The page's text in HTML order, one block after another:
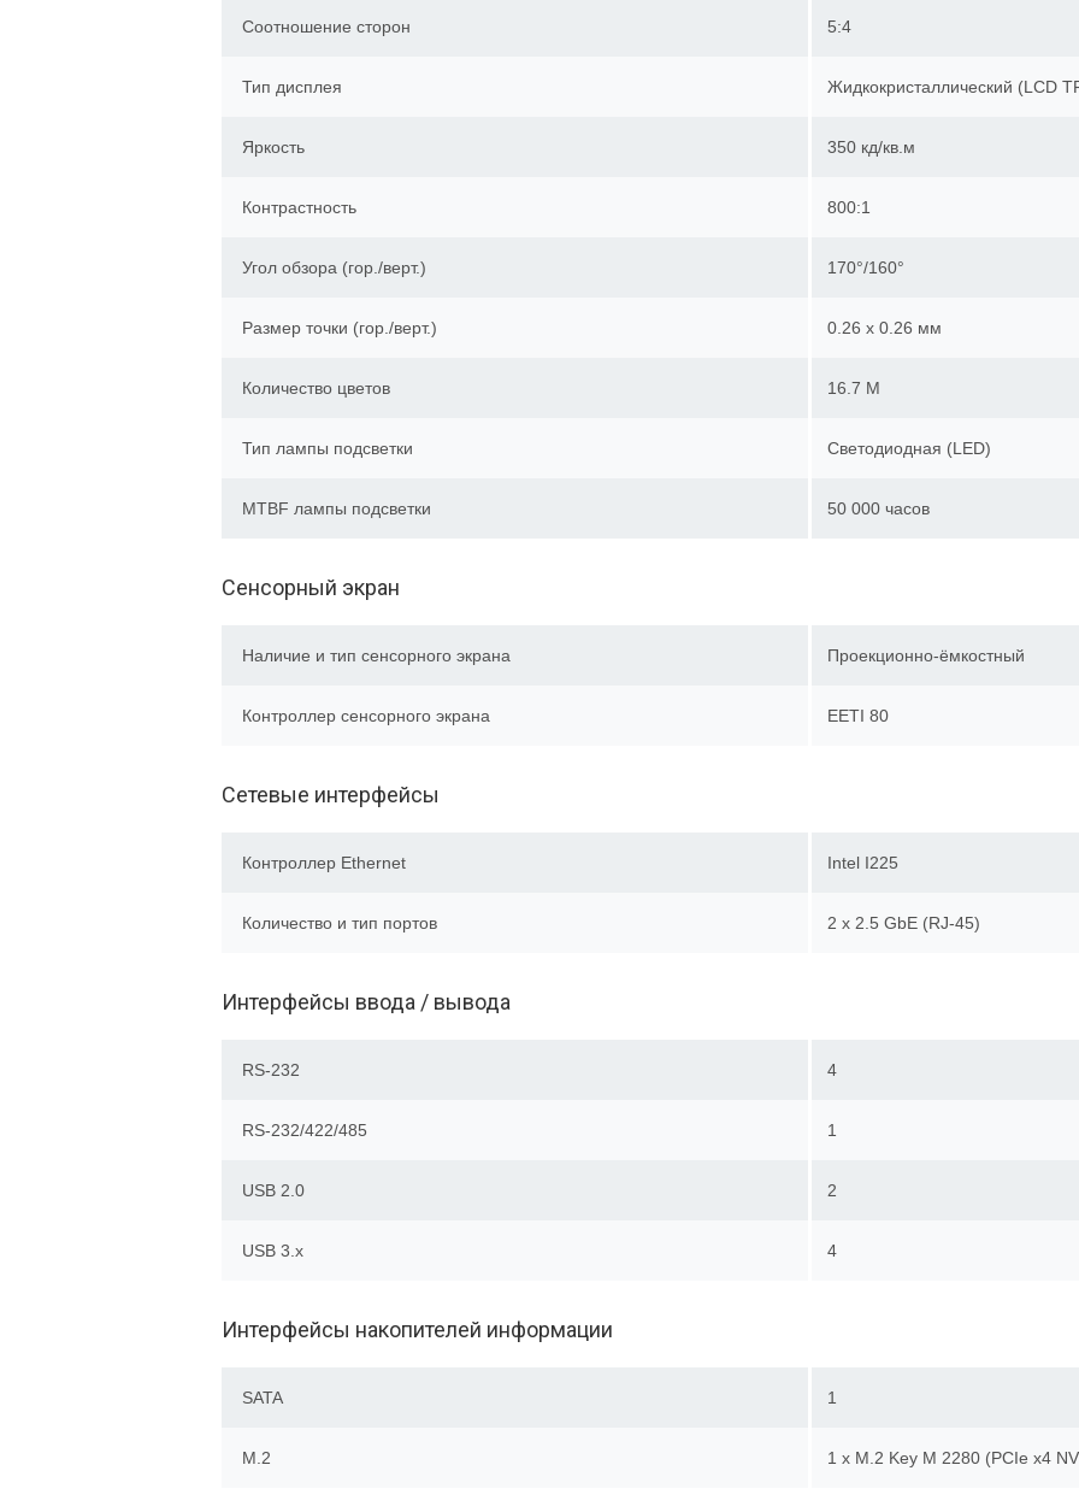
Соотношение сторон 5:4
Тип дисплея Жидкокристаллический (LCD
Яркость 350 кд/кв.м
Контрастность 800:1
Угол обзора (гор./верт.) 170°/160°
Размер точки (гор./верт.) 0.26 х 0.26 мм
Количество цветов 16.7 M
Тип лампы подсветки Светодиодная (LED)
MTBF лампы подсветки 50 000 часов
Сенсорный экран
Наличие и тип сенсорного экрана Проекционно-ёмкостный
Контроллер сенсорного экрана EETI 80
Сетевые интерфейсы
Контроллер Ethernet Intel I225
Количество и тип портов 2 х 2.5 GbE (RJ-45)
Интерфейсы ввода / вывода
RS-232 4
RS-232/422/485 1
USB 2.0 2
USB 3.x 4
Интерфейсы накопителей информации
SATA 1
M.2 1 x M.2 Key M 2280 (PCIe x4